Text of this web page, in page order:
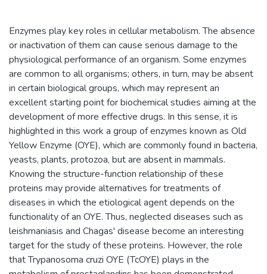
Enzymes play key roles in cellular metabolism. The absence
or inactivation of them can cause serious damage to the
physiological performance of an organism. Some enzymes
are common to all organisms; others, in turn, may be absent
in certain biological groups, which may represent an
excellent starting point for biochemical studies aiming at the
development of more effective drugs. In this sense, it is
highlighted in this work a group of enzymes known as Old
Yellow Enzyme (OYE), which are commonly found in bacteria,
yeasts, plants, protozoa, but are absent in mammals.
Knowing the structure-function relationship of these
proteins may provide alternatives for treatments of
diseases in which the etiological agent depends on the
functionality of an OYE. Thus, neglected diseases such as
leishmaniasis and Chagas' disease become an interesting
target for the study of these proteins. However, the role
that Trypanosoma cruzi OYE (TcOYE) plays in the